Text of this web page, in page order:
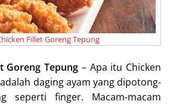
Fillet Goreng Tepung
Goreng Tepung – Apa itu Chicken
daging ayam yang dipotong-
seperti finger. Macam-macam